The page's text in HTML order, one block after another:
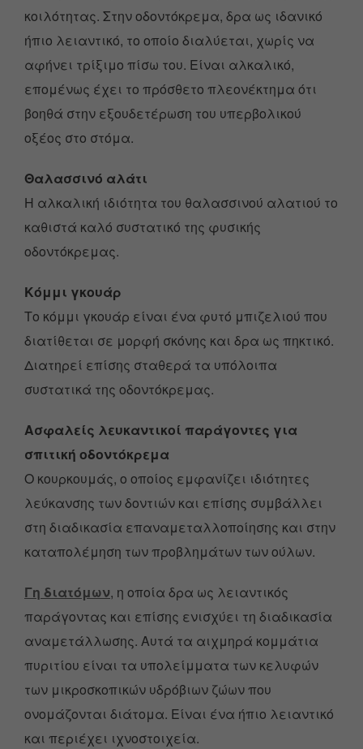
κοιλότητας. Στην οδοντόκρεμα, δρα ως ιδανικό
ήπιο λειαντικό, το οποίο διαλύεται, χωρίς να
αφήνει τρίξιμο πίσω του. Είναι αλκαλικό,
επομένως έχει το πρόσθετο πλεονέκτημα ότι
βοηθά στην εξουδετέρωση του υπερβολικού
οξέος στο στόμα.
Θαλασσινό αλάτι
Η αλκαλική ιδιότητα του θαλασσινού αλατιού το
καθιστά καλό συστατικό της φυσικής
οδοντόκρεμας.
Κόμμι γκουάρ
Το κόμμι γκουάρ είναι ένα φυτό μπιζελιού που
διατίθεται σε μορφή σκόνης και δρα ως πηκτικό.
Διατηρεί επίσης σταθερά τα υπόλοιπα
συστατικά της οδοντόκρεμας.
Ασφαλείς λευκαντικοί παράγοντες για
σπιτική οδοντόκρεμα
Ο κουρκουμάς, ο οποίος εμφανίζει ιδιότητες
λεύκανσης των δοντιών και επίσης συμβάλλει
στη διαδικασία επαναμεταλλοποίησης και στην
καταπολέμηση των προβλημάτων των ούλων.
Γη διατόμων, η οποία δρα ως λειαντικός
παράγοντας και επίσης ενισχύει τη διαδικασία
αναμετάλλωσης. Αυτά τα αιχμηρά κομμάτια
πυριτίου είναι τα υπολείμματα των κελυφών
των μικροσκοπικών υδρόβιων ζώων που
ονομάζονται διάτομα. Είναι ένα ήπιο λειαντικό
και περιέχει ιχνοστοιχεία.